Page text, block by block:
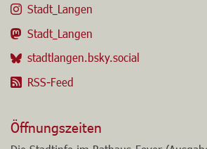
Stadt_Langen
Stadt_Langen
Stadt_Langen
stadtlangen.bsky.social